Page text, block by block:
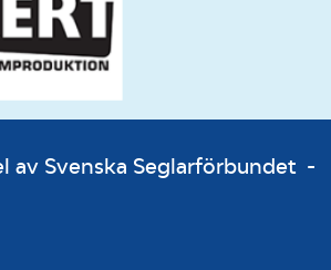
av Svenska Seglarförbundet -